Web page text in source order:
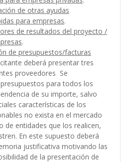
de otras ayudas
para empresas.
de resultados del proyecto /
.
de presupuestos/facturas
deberá presentar tres
proveedores Se
para todos los
de su importe, salvo
características de los
no exista en el mercado
de entidades que los realicen,
En este supuesto deberá
justificativa motivando las
de la presentación de